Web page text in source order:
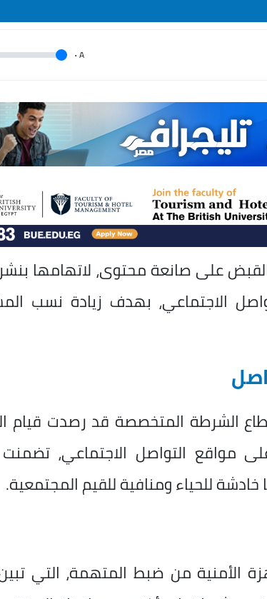
A
.
القبض على صانعة محتوى، لاتهامها
الاجتماعي، بهدف زيادة نسب
الشرطة المتخصصة قد رصدت قيام
مواقع التواصل الاجتماعي،
للحياء ومنافية للقيم المجتمعية.
الأمنية من ضبط المتهمة، التي